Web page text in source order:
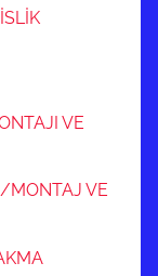
VE
MONTAJ VE